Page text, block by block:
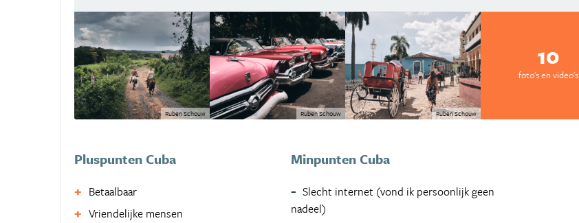
Ruben Schouw Ruben Schouw Ruben Schouw
10
foto's en video's
Pluspunten Cuba
Betaalbaar
Vriendelijke mensen
Minpunten Cuba
Slecht internet (vond ik persoonlijk geen
nadeel)